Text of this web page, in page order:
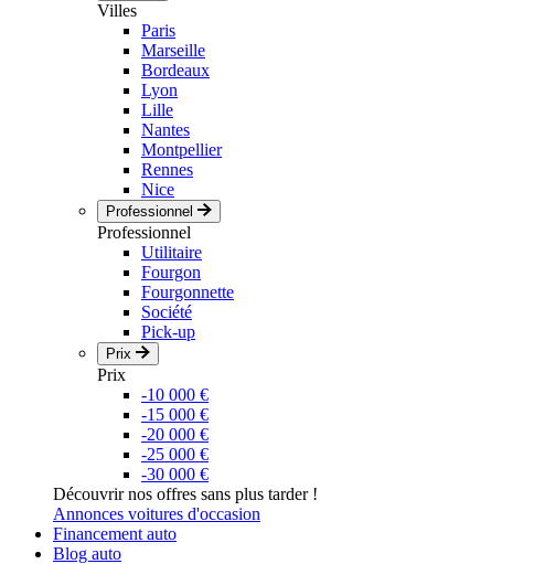
Villes
Paris
Marseille
Bordeaux
Lyon
Lille
Nantes
Montpellier
Rennes
Nice
Professionnel
Professionnel
Utilitaire
Fourgon
Fourgonnette
Société
Pick-up
Prix
Prix
-10 000 €
-15 000 €
-20 000 €
-25 000 €
-30 000 €
Découvrir nos offres sans plus tarder !
Annonces voitures d'occasion
Financement auto
Blog auto